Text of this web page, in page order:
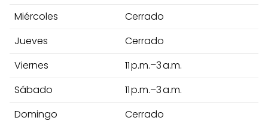
Miércoles
Cerrado
Jueves
Cerrado
Viernes
11 p.m.–3 a.m.
Sábado
11 p.m.–3 a.m.
Domingo
Cerrado